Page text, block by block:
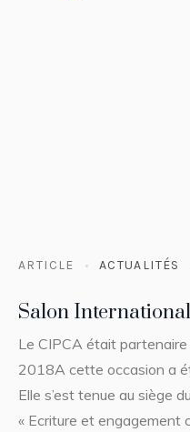
ARTICLE ACTUALITÉS
Salon
Le CIPCA était partenaire
2018A cette occasion a
Elle s’est tenue au siège
« Ecriture et engagement